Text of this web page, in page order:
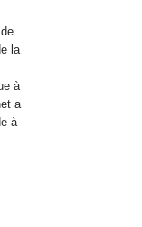
la
à
a
à